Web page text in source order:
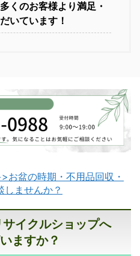
新十津川不用品回収
多くのお客様より満足・
いています！
お盆の時期・不用品回収・
しませんか？
イクルショップへ
ますか？